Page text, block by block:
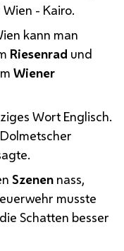
- Kairo.
kann man
Riesenrad und
Wiener
Wort Englisch.
Szenen nass,
musste
Schatten besser